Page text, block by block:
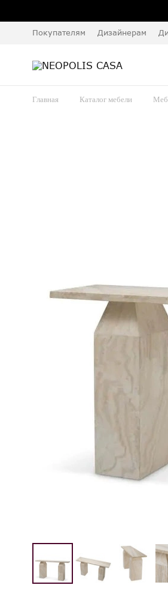
Покупателям Дизайнерам
Главная Каталог мебели